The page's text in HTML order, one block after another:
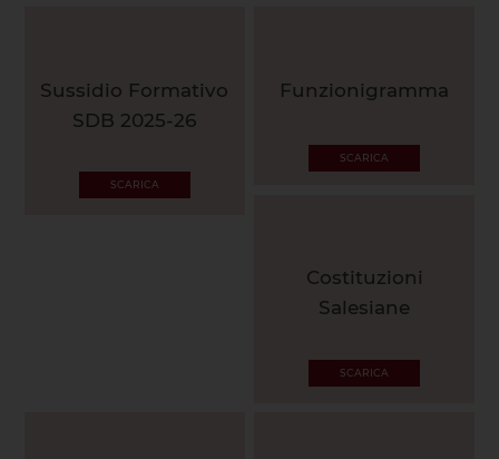
Sussidio Formativo
SDB 2025-26
SCARICA
Funzionigramma
SCARICA
Costituzioni
Salesiane
SCARICA